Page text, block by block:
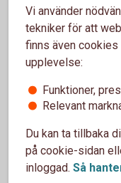
Om ditt företag
för en anställd är
procent av den
Skatteregler
Se över
Inför årsskiftet kan
förändringar i
justeringar.
Vi använder
tekniker för att
finns även cookies
upplevelse:
Funktioner,
Relevant
Du kan ta tillbaka
på cookie-sidan
inloggad. Så